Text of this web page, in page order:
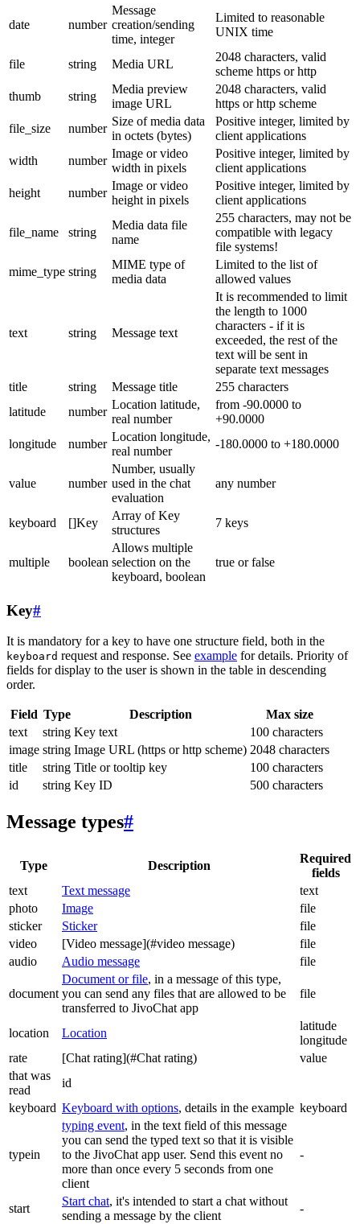
date number
Message
creation/sending
time, integer
Limited to reasonable
UNIX time
file string Media URL
2048 characters, valid
scheme https or http
thumb
string
Media preview
image URL
2048 characters, valid
https or http scheme
file_size
number
Size of media data
in octets (bytes)
Positive integer, limited by
client applications
width
number
Image or video
width in pixels
Positive integer, limited by
client applications
height
number
Image or video
height in pixels
Positive integer, limited by
client applications
file_name string
Media data file
name
255 characters, may not be
compatible with legacy
file systems!
mime_type string
MIME type of
media data
Limited to the list of
allowed values
text string Message text
It is recommended to limit
the length to 1000
characters - if it is
exceeded, the rest of the
text will be sent in
separate text messages
title
string Message title
255 characters
latitude
number
Location latitude,
real number
from -90.0000 to
+90.0000
longitude
number
Location longitude,
real number
-180.0000 to +180.0000
value number
Number, usually
used in the chat
evaluation
any number
keyboard []Key
Array of Key
structures
7 keys
multiple boolean
Allows multiple
selection on the
keyboard, boolean
true or false
Key#
It is mandatory for a key to have one structure field, both in the
keyboard request and response. See example for details. Priority of
fields for display to the user is shown in the table in descending
order.
Field Type Description
Max size
text
string Key text
100 characters
image string Image URL (https or http scheme) 2048 characters
title
string Title or tooltip key
100 characters
id
string Key ID 500 characters
Message types#
Type Description
Required
fields
text
Text message
text
photo
Image
file
sticker
Sticker
file
video
[Video message](#video message)
file
audio
Audio message file
document
Document or file, in a message of this type,
you can send any files that are allowed to be
transferred to JivoChat app
file
location Location
latitude
longitude
rate
[Chat rating](#Chat rating)
value
that was
read
id
keyboard Keyboard with options, details in the example keyboard
typein
typing event, in the text field of this message
you can send the typed text so that it is visible
to the JivoChat app user. Send this event no
more than once every 5 seconds from one
client
-
start
Start chat, it's intended to start a chat without
sending a message by the client
-